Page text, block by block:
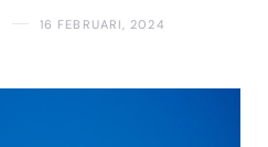
16 FEBRUARI, 2024